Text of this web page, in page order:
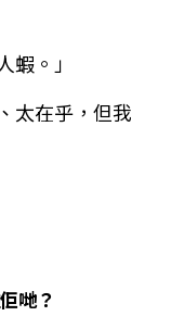
蝦。」
太在乎，但我
哋？